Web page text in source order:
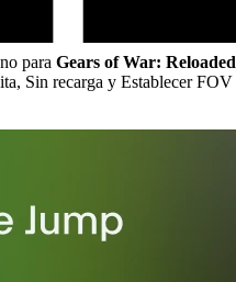
para Gears of War: Reloaded
Sin recarga y Establecer FOV